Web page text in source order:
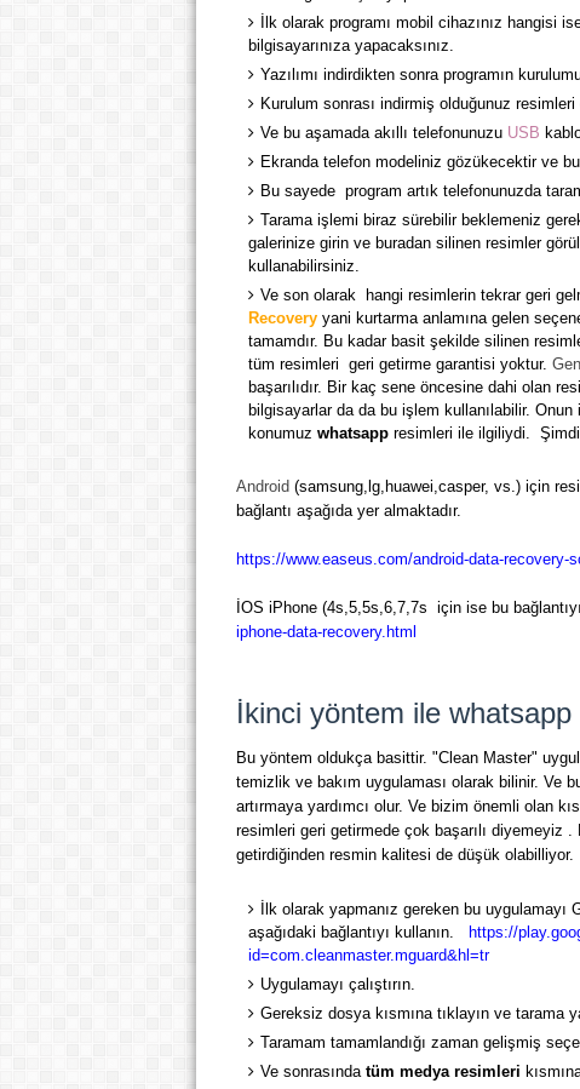
İlk olarak programı mobil cihazınız hangisi
bilgisayarınıza yapacaksınız.
Yazılımı indirdikten sonra programın
Kurulum sonrası indirmiş olduğunuz
Ve bu aşamada akıllı telefonunuzu USB
Ekranda telefon modeliniz gözükecektir ve
Bu sayede program artık telefonunuzda
Tarama işlemi biraz sürebilir beklemeniz
galerinize girin ve buradan silinen resimler
kullanabilirsiniz.
Ve son olarak hangi resimlerin tekrar geri
Recoveryyani kurtarma anlamına gelen
tamamdır. Bu kadar basit şekilde silinen
tüm resimleri geri getirme garantisi yoktur.
başarılıdır. Bir kaç sene öncesine dahi olan
bilgisayarlar da da bu işlem kullanılabilir.
konumuz whatsappresimleri ile ilgiliydi. Şimdi
Android(samsung,lg,huawei,casper, vs.)için
bağlantı aşağıda yer almaktadır.
https://www.easeus.com/android-data-recovery-
İOS iPhone (4s,5,5s,6,7,7s için ise bu
iphone-data-recovery.html
İkinci yöntem ile
Bu yöntem oldukça basittir. "Clean Master"
temizlik ve bakım uygulaması olarak bilinir. Ve
artırmaya yardımcı olur. Ve bizim önemli olan
resimleri geri getirmede çok başarılı diyemeyiz
getirdiğinden resmin kalitesi de düşük olabilliyor.
İlk olarak yapmanız gereken bu
aşağıdaki bağlantıyı kullanın. https://
id=com.cleanmaster.mguard&hl=tr
Uygulamayı çalıştırın.
Gereksiz dosya kısmına tıklayın ve tarama
Taramam tamamlandığı zaman gelişmiş
Ve sonrasında tüm medya resimleri